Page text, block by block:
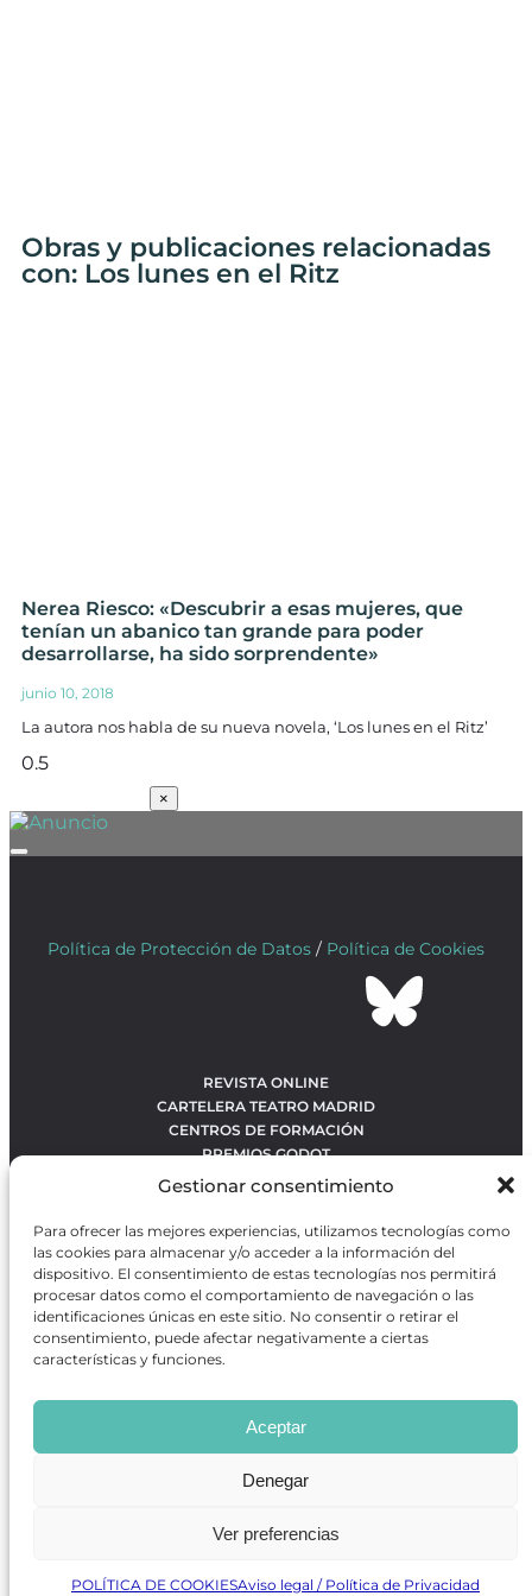
Gestionar consentimiento
Para ofrecer las mejores experiencias, utilizamos tecnologías como
las cookies para almacenar y/o acceder a la información del
dispositivo. El consentimiento de estas tecnologías nos permitirá
procesar datos como el comportamiento de navegación o las
identificaciones únicas en este sitio. No consentir o retirar el
consentimiento, puede afectar negativamente a ciertas
características y funciones.
Aceptar
Denegar
Ver preferencias
POLÍTICA DE COOKIESAviso legal / Política de Privacidad
Obras y publicaciones relacionadas
con: Los lunes en el Ritz
Nerea Riesco: «Descubrir a esas mujeres, que
tenían un abanico tan grande para poder
desarrollarse, ha sido sorprendente»
junio 10, 2018
La autora nos habla de su nueva novela, ‘Los lunes en el Ritz’
×
Política de Protección de Datos / Política de Cookies
REVISTA ONLINE
CARTELERA TEATRO MADRID
CENTROS DE FORMACIÓN
PREMIOS GODOT
CONTACTO
OBRAS MÁS VOTADAS
RANKING MEJORES OBRAS
BÚSQUEDA AVANZADA DE OBRAS
Revista GODOTes una revista independiente especializada
en información sobre artes escénicas de Madrid, gratuita y
que se distribuye en espacios escénicos, además de otros
puntos de interés turístico y de ocio de la capital.
Desarrollado por Precise Future